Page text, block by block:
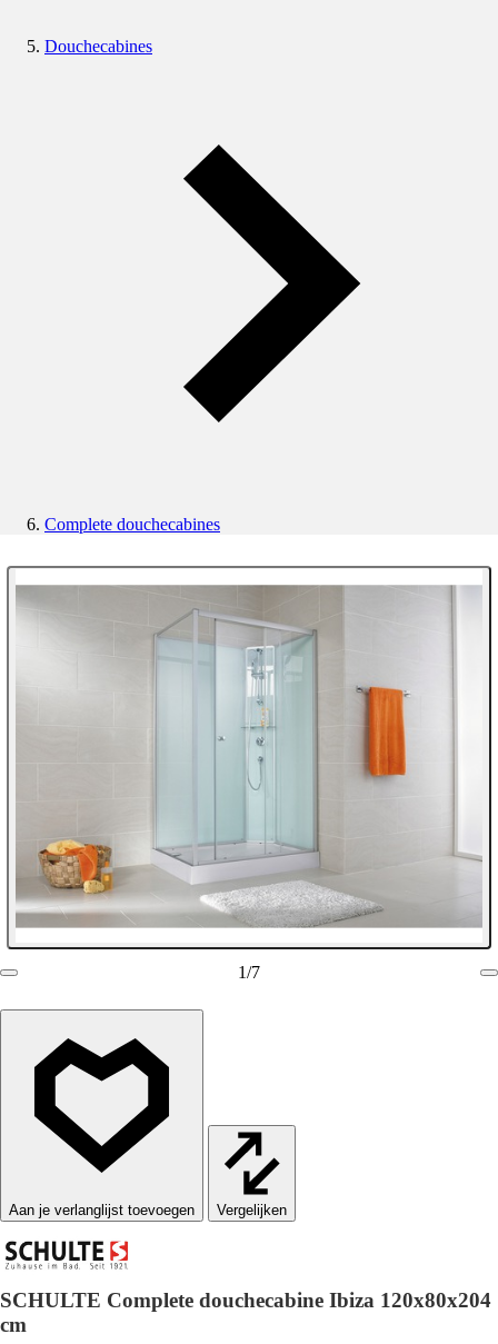
Douchecabines
Complete douchecabines
1/7
Vergelijken
SCHULTE Complete douchecabine Ibiza 120x80x204
cm